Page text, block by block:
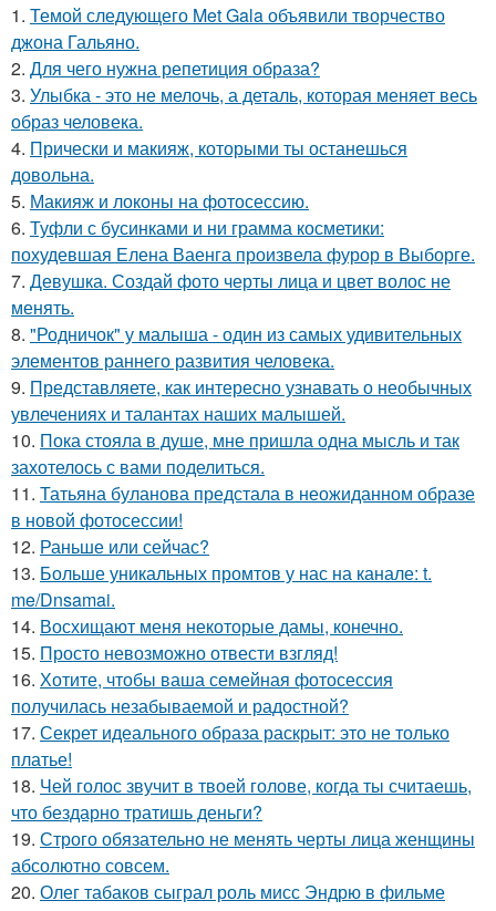
1. Темой следующего Met Gala объявили творчество
джона Гальяно.
2. Для чего нужна репетиция образа?
3. Улыбка - это не мелочь, а деталь, которая меняет весь
образ человека.
4. Прически и макияж, которыми ты останешься
довольна.
5. Макияж и локоны на фотосессию.
6. Туфли с бусинками и ни грамма косметики:
похудевшая Елена Ваенга произвела фурор в Выборге.
7. Девушка. Создай фото черты лица и цвет волос не
менять.
8. "Родничок" у малыша - один из самых удивительных
элементов раннего развития человека.
9. Представляете, как интересно узнавать о необычных
увлечениях и талантах наших малышей.
10. Пока стояла в душе, мне пришла одна мысль и так
захотелось с вами поделиться.
11. Татьяна буланова предстала в неожиданном образе
в новой фотосессии!
12. Раньше или сейчас?
13. Больше уникальных промтов у нас на канале: t.
me/Dnsamai.
14. Восхищают меня некоторые дамы, конечно.
15. Просто невозможно отвести взгляд!
16. Хотите, чтобы ваша семейная фотосессия
получилась незабываемой и радостной?
17. Секрет идеального образа раскрыт: это не только
платье!
18. Чей голос звучит в твоей голове, когда ты считаешь,
что бездарно тратишь деньги?
19. Строго обязательно не менять черты лица женщины
абсолютно совсем.
20. Олег табаков сыграл роль мисс Эндрю в фильме